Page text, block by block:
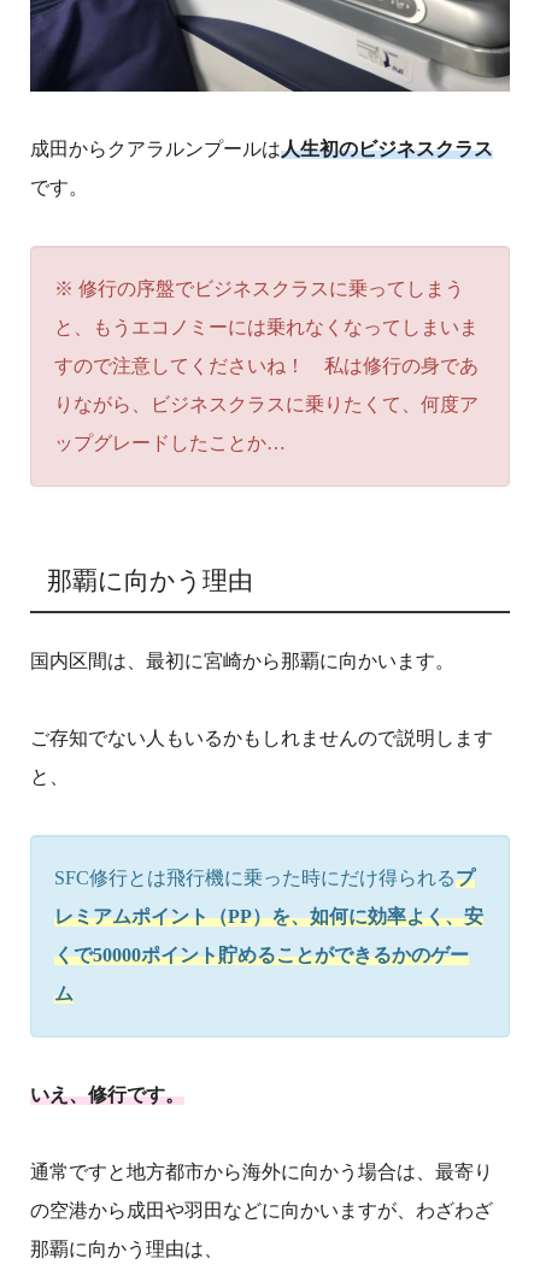
成田からクアラルンプールは人生初のビジネスクラス
です。
※ 修行の序盤でビジネスクラスに乗ってしまう
と、もうエコノミーには乗れなくなってしまいま
すので注意してくださいね！ 私は修行の身であ
りながら、ビジネスクラスに乗りたくて、何度ア
ップグレードしたことか…
那覇に向かう理由
国内区間は、最初に宮崎から那覇に向かいます。
ご存知でない人もいるかもしれませんので説明します
と、
SFC修行とは飛行機に乗った時にだけ得られるプ
レミアムポイント（PP）を、如何に効率よく、安
くで50000ポイント貯めることができるかのゲー
ム
いえ、修行です。
通常ですと地方都市から海外に向かう場合は、最寄り
の空港から成田や羽田などに向かいますが、わざわざ
那覇に向かう理由は、